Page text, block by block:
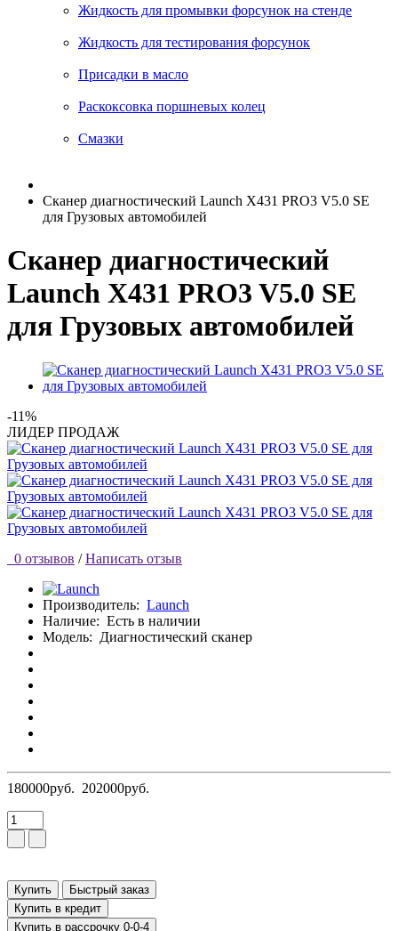
Жидкость для промывки форсунок на стенде
Жидкость для тестирования форсунок
Присадки в масло
Раскоксовка поршневых колец
Смазки
Сканер диагностический Launch X431 PRO3 V5.0 SE
для Грузовых автомобилей
Сканер диагностический
Launch X431 PRO3 V5.0 SE
для Грузовых автомобилей
-11%
ЛИДЕР ПРОДАЖ
0 отзывов / Написать отзыв
Производитель: Launch
Наличие: Есть в наличии
Модель: Диагностический сканер
180000руб. 202000руб.
Купить Быстрый заказ